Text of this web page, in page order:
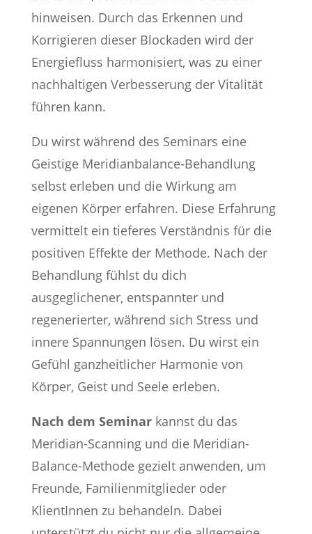
hinweisen. Durch das Erkennen und
Korrigieren dieser Blockaden wird der
Energiefluss harmonisiert, was zu einer
nachhaltigen Verbesserung der Vitalität
führen kann.
Du wirst während des Seminars eine
Geistige Meridianbalance-Behandlung
selbst erleben und die Wirkung am
eigenen Körper erfahren. Diese Erfahrung
vermittelt ein tieferes Verständnis für die
positiven Effekte der Methode. Nach der
Behandlung fühlst du dich
ausgeglichener, entspannter und
regenerierter, während sich Stress und
innere Spannungen lösen. Du wirst ein
Gefühl ganzheitlicher Harmonie von
Körper, Geist und Seele erleben.
Nach dem Seminarkannst du das
Meridian-Scanning und die Meridian-
Balance-Methode gezielt anwenden, um
Freunde, Familienmitglieder oder
KlientInnen zu behandeln. Dabei